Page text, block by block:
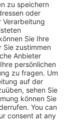
nach